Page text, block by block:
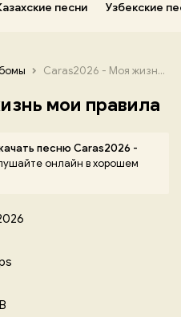
песни Узбекские
Caras2026 - Моя жизнь мои правила
мои правила
песню Caras2026 -
онлайн в хорошем